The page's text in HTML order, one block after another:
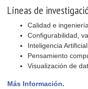
Líneas de
Calidad e
Configurabilidad,
Inteligencia Artificial
Pensamiento
Visualización de
Más Información.